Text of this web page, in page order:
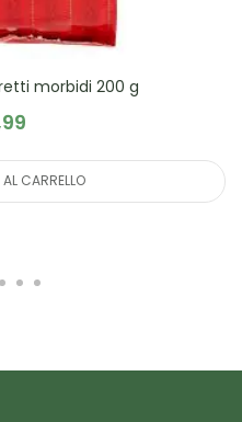
morbidi 200 g
CARRELLO